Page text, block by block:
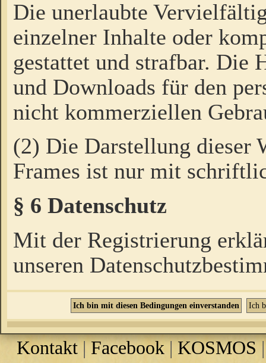
Die unerlaubte
einzelner Inhalte oder
gestattet und strafbar. Die
und Downloads für den
nicht kommerziellen
(2) Die Darstellung dieser
Frames ist nur mit
§ 6 Datenschutz
Mit der Registrierung
unseren
Kontakt |Facebook | KOSMOS